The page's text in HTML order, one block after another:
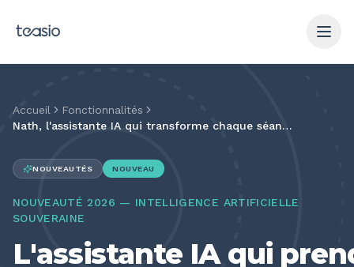
Accueil
Fonctionnalités
Nath, l'assistante IA qui transforme chaque séance en données exploitables
NOUVEAUTÉS NOUVEAU
NOUVEAUTÉ 2026 — INTELLIGENCE ARTIFICIELLE
SOUVERAINE
L'assistante IA qui